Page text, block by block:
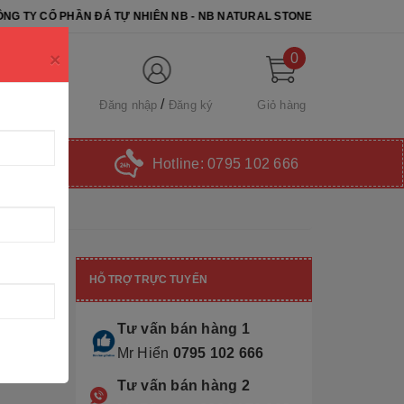
ĐÁ TỰ NHIÊN NB - NB NATURAL STONE. CHÚC QUÝ KHÁCH CHỌN
Đăng nhập Đăng ký
0
Giỏ hàng
Hotline: 0795 102 666
×
HỖ TRỢ TRỰC TUYẾN
Tư vấn bán hàng 1
Mr Hiển 0795 102 666
Tư vấn bán hàng 2